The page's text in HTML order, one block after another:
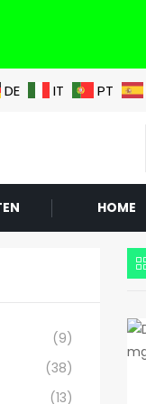
DE IT PT
HOME
(9)
(38)
(13)